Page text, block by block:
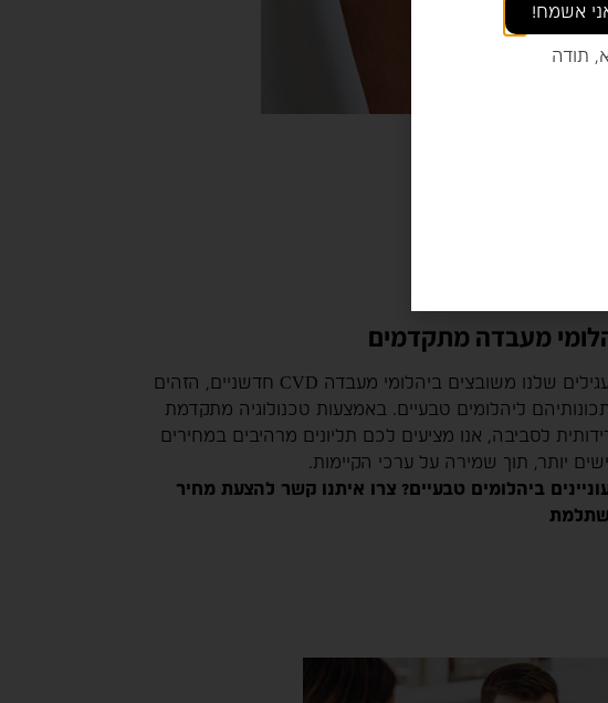
מעבדה מתקדמים
העגילים שלנו משובצים ביהלומי מעבדה CVD חדשניים, הזהים
ליהלומים טבעיים. באמצעות טכנולוגיה מתקדמת
לסביבה, אנו מציעים לכם תליונים מרהיבים במחירים
יותר, תוך שמירה על ערכי הקיימות.
ביהלומים טבעיים? צרו איתנו קשר להצעת מחיר
אשמח!
תודה